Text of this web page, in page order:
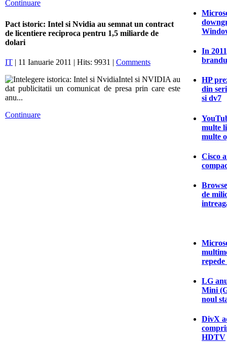
Continuare
Pact istoric: Intel si Nvidia au semnat un contract
de licentiere reciproca pentru 1,5 miliarde de
dolari
IT | 11 Ianuarie 2011 | Hits: 9931 | Comments
Intel si NVIDIA au
dat publicitatii un comunicat de presa prin care este
anu...
Continuare
In
HP
din
si dv7
multe
multe
Cisco
de
LG
Mini
noul
DivX
HDTV